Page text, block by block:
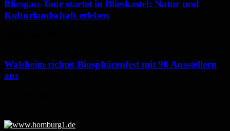
Bliesgau-Tour startet in Blieskastel: Natur und
Kulturlandschaft erleben
Walsheim richtet Biosphärenfest mit 98 Ausstellern
aus